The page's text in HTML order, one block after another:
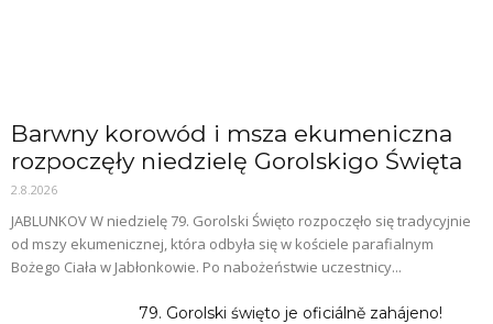
Barwny korowód i msza ekumeniczna
rozpoczęły niedzielę Gorolskigo Święta
2.8.2026
JABLUNKOV W niedzielę 79. Gorolski Święto rozpoczęło się tradycyjnie
od mszy ekumenicznej, która odbyła się w kościele parafialnym
Bożego Ciała w Jabłonkowie. Po nabożeństwie uczestnicy...
79. Gorolski święto je oficiálně zahájeno!